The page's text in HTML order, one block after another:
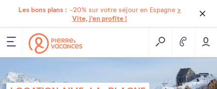
Les bons plans : -20% sur votre séjour en Espagne >
Vite, j'en profite !